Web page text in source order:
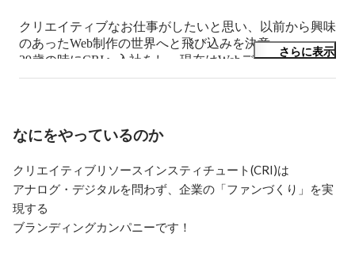
クリエイティブなお仕事がしたいと思い、以前から興味
のあったWeb制作の世界へと飛び込みを決意。
29歳の時にCRIへ入社をし、現在はWebディレクターと
して日々業務を務めております。
さらに表示
なにをやっているのか
クリエイティブリソースインスティチュート(CRI)は
アナログ・デジタルを問わず、企業の「ファンづくり」を実
現する
ブランディングカンパニーです！